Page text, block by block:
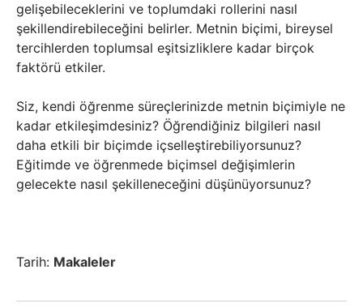
gelişebileceklerini ve toplumdaki rollerini nasıl
şekillendirebileceğini belirler. Metnin biçimi, bireysel
tercihlerden toplumsal eşitsizliklere kadar birçok
faktörü etkiler.
Siz, kendi öğrenme süreçlerinizde metnin biçimiyle ne
kadar etkileşimdesiniz? Öğrendiğiniz bilgileri nasıl
daha etkili bir biçimde içselleştirebiliyorsunuz?
Eğitimde ve öğrenmede biçimsel değişimlerin
gelecekte nasıl şekilleneceğini düşünüyorsunuz?
Tarih: Makaleler